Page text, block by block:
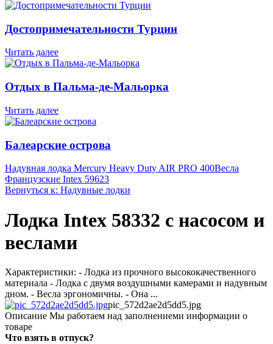
Достопримечательности Турции
Читать далее
Отдых в Пальма-де-Мальорка
Читать далее
Балеарские острова
Надувная лодка Mercury Heavy Duty AIR PRO 400Весла
Французские Intex 59623
Вернуться к: Надувные лодки
Лодка Intex 58332 с насосом и
веслами
Характеристики: - Лодка из прочного высококачественного
материала - Лодка с двумя воздушными камерами и надувным
дном. - Весла эргономичны. - Она ...
pic_572d2ae2d5dd5.jpg
Описание Мы работаем над заполнениеми информации о
товаре
Что взять в отпуск?